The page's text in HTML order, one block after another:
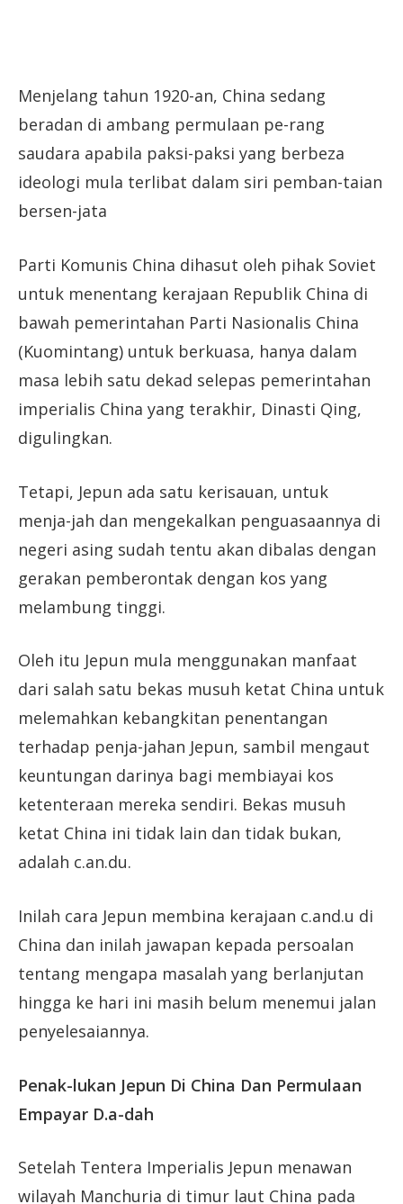
Menjelang tahun 1920-an, China sedang
beradan di ambang permulaan pe-rang
saudara apabila paksi-paksi yang berbeza
ideologi mula terlibat dalam siri pemban-taian
bersen-jata
Parti Komunis China dihasut oleh pihak Soviet
untuk menentang kerajaan Republik China di
bawah pemerintahan Parti Nasionalis China
(Kuomintang) untuk berkuasa, hanya dalam
masa lebih satu dekad selepas pemerintahan
imperialis China yang terakhir, Dinasti Qing,
digulingkan.
Tetapi, Jepun ada satu kerisauan, untuk
menja-jah dan mengekalkan penguasaannya di
negeri asing sudah tentu akan dibalas dengan
gerakan pemberontak dengan kos yang
melambung tinggi.
Oleh itu Jepun mula menggunakan manfaat
dari salah satu bekas musuh ketat China untuk
melemahkan kebangkitan penentangan
terhadap penja-jahan Jepun, sambil mengaut
keuntungan darinya bagi membiayai kos
ketenteraan mereka sendiri. Bekas musuh
ketat China ini tidak lain dan tidak bukan,
adalah c.an.du.
Inilah cara Jepun membina kerajaan c.and.u di
China dan inilah jawapan kepada persoalan
tentang mengapa masalah yang berlanjutan
hingga ke hari ini masih belum menemui jalan
penyelesaiannya.
Penak-lukan Jepun Di China Dan Permulaan
Empayar D.a-dah
Setelah Tentera Imperialis Jepun menawan
wilayah Manchuria di timur laut China pada